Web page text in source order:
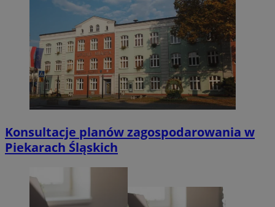
Konsultacje planów zagospodarowania w
Piekarach Śląskich